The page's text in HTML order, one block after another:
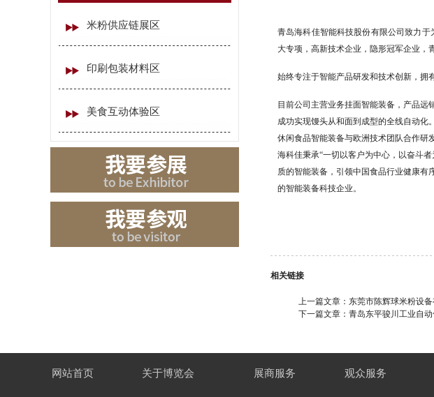
米粉供应链展区
印刷包装材料区
美食互动体验区
青岛海科佳智能科技股份有限公司致力
大专项，高新技术企业，隐形冠军企业，
始终专注于智能产品研发和技术创新，拥
目前公司主营业务挂面智能装备，产品远
成功实现馒头从和面到成型的全线自动化
休闲食品智能装备与欧洲技术团队合作研
海科佳秉承“一切以客户为中心，以奋斗
质的智能装备，引领中国食品行业健康有
的智能装备科技企业。
相关链接
上一篇文章： 东莞市陈辉球米粉设备
下一篇文章： 青岛东平骏川工业自
网站首页 关于博览会 展商服务 观众服务